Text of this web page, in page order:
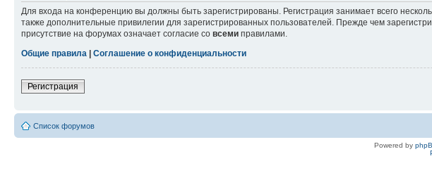
Для входа на конференцию вы должны быть зарегистрированы. Регистрация занимает всего
также дополнительные привилегии для зарегистрированных пользователей. Прежде чем
присутствие на форумах означает согласие со всеми правилами.
Общие правила
Соглашение о конфиденциальности
Регистрация
Список форумов
Powered by